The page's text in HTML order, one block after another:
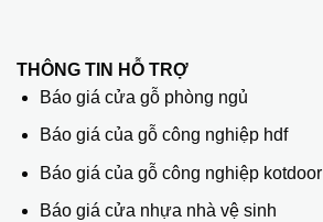
THÔNG TIN HỖ TRỢ
Báo giá cửa gỗ phòng ngủ
Báo giá của gỗ công nghiệp hdf
Báo giá của gỗ công nghiệp kotdoor
Báo giá cửa nhựa nhà vệ sinh